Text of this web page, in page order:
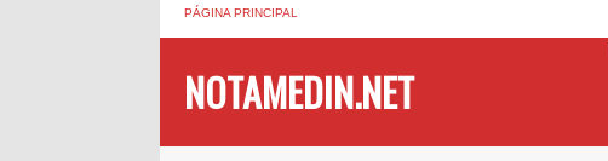
PÁGINA PRINCIPAL
NOTAMEDIN.NET